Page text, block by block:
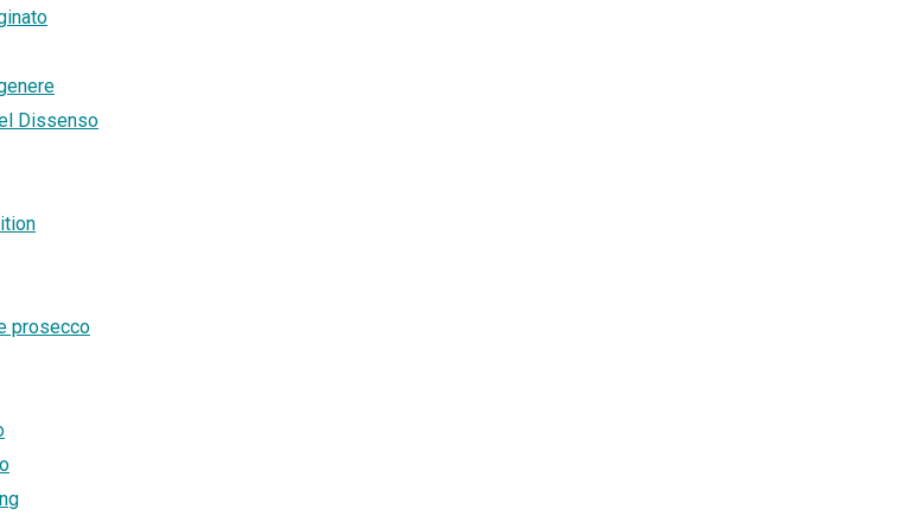
Dissenso
prosecco